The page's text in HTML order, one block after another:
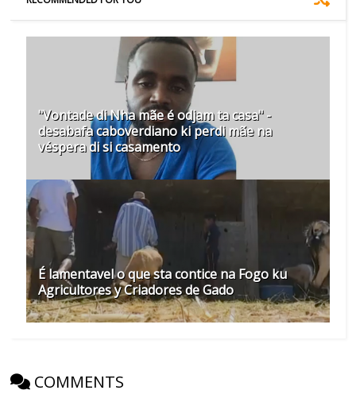
"Vontade di Nha mãe é odjam ta casa" -
desabafa caboverdiano ki perdi mãe na
véspera di si casamento
É lamentavel o que sta contice na Fogo ku
Agricultores y Criadores de Gado
COMMENTS